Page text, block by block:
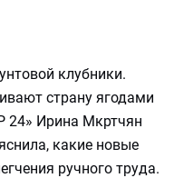
клубники.
страну ягодами
24» Ирина Мкртчян
какие новые
ручного труда.